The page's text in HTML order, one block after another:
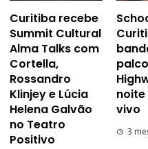
Curitiba recebe
Summit Cultural
Alma Talks com
Cortella,
Rossandro
Klinjey e Lúcia
Helena Galvão
no Teatro
Positivo
noite
vivo
3